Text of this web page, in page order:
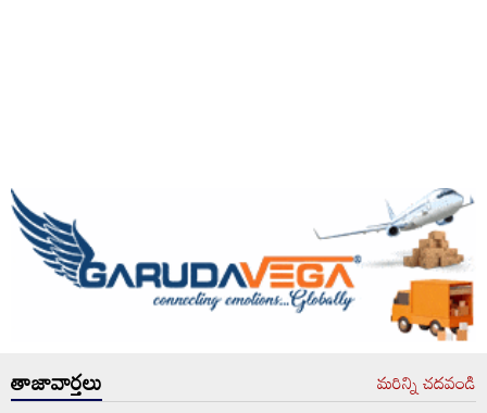
తాజావార్తలు మరిన్ని చదవండి